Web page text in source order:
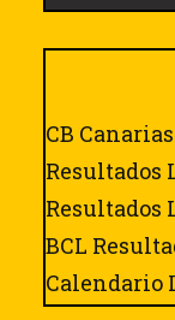
CB
Resultados
Resultados
BCL
Calendario